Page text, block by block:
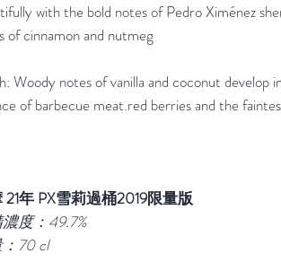
with the bold notes of Pedro Ximénez
of cinnamon and nutmeg
Woody notes of vanilla and coconut develop
of barbecue meat.red berries and the
21年 PX雪莉過桶2019限量版
度：49.7%
70 cl